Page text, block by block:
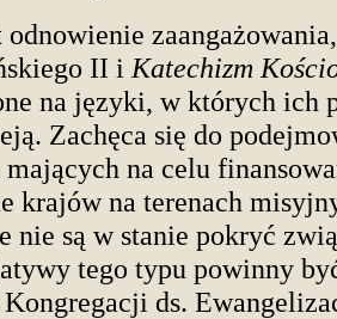
odnowienie
II i Katechizm
na języki, w których ich
Zachęca się do
na celu
krajów na terenach
nie są w stanie pokryć
tego typu powinny
ds.